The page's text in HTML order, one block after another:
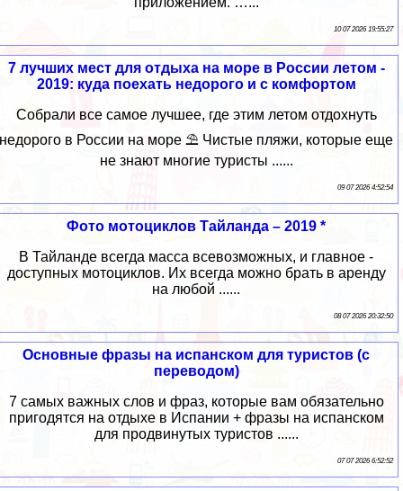
10 07 2026 19:55:27
7 лучших мест для отдыха на море в России летом -
2019: куда поехать недорого и с комфортом
Собрали все самое лучшее, где этим летом отдохнуть
недорого в России на море ⛱ Чистые пляжи, которые еще
не знают многие туристы ......
09 07 2026 4:52:54
Фото мотоциклов Тайланда – 2019 *
В Тайланде всегда масса всевозможных, и главное -
доступных мотоциклов. Их всегда можно брать в аренду
на любой ......
08 07 2026 20:32:50
Основные фразы на испанском для туристов (с
переводом)
7 самых важных слов и фраз, которые вам обязательно
пригодятся на отдыхе в Испании + фразы на испанском
для продвинутых туристов ......
07 07 2026 6:52:52